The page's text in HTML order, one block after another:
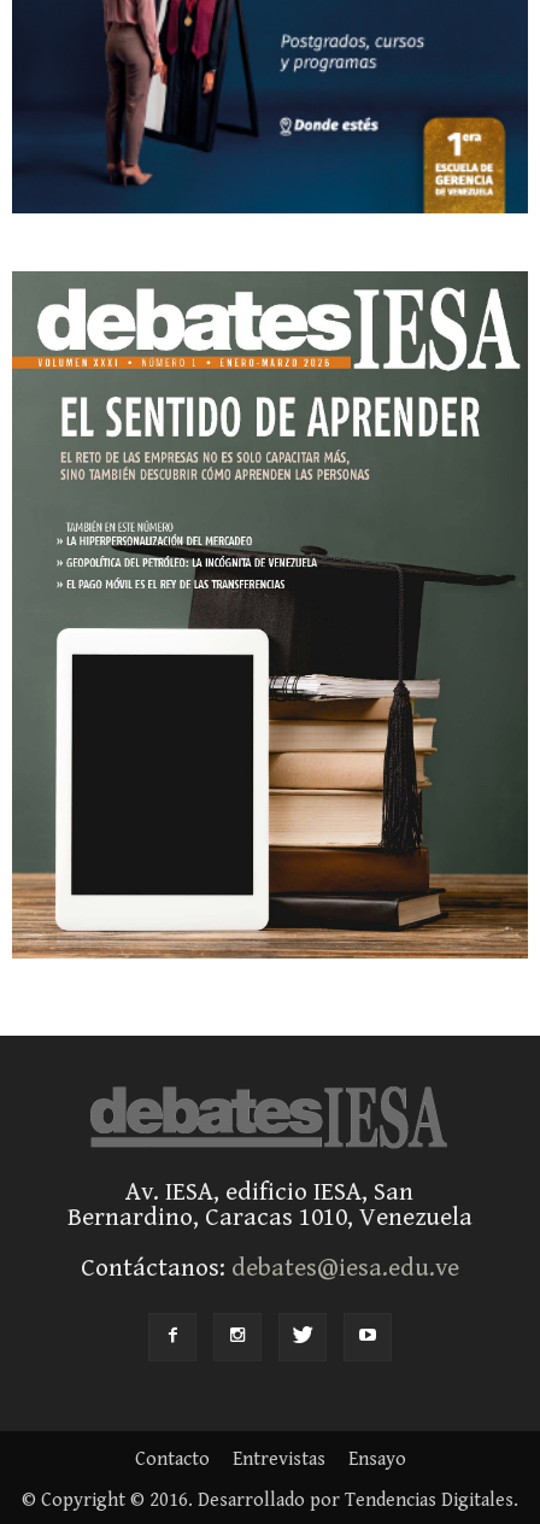
Av. IESA, edificio IESA, San
Bernardino, Caracas 1010, Venezuela
Contáctanos: debates@iesa.edu.ve
Contacto Entrevistas
Ensayo
© Copyright © 2016. Desarrollado por Tendencias Digitales.